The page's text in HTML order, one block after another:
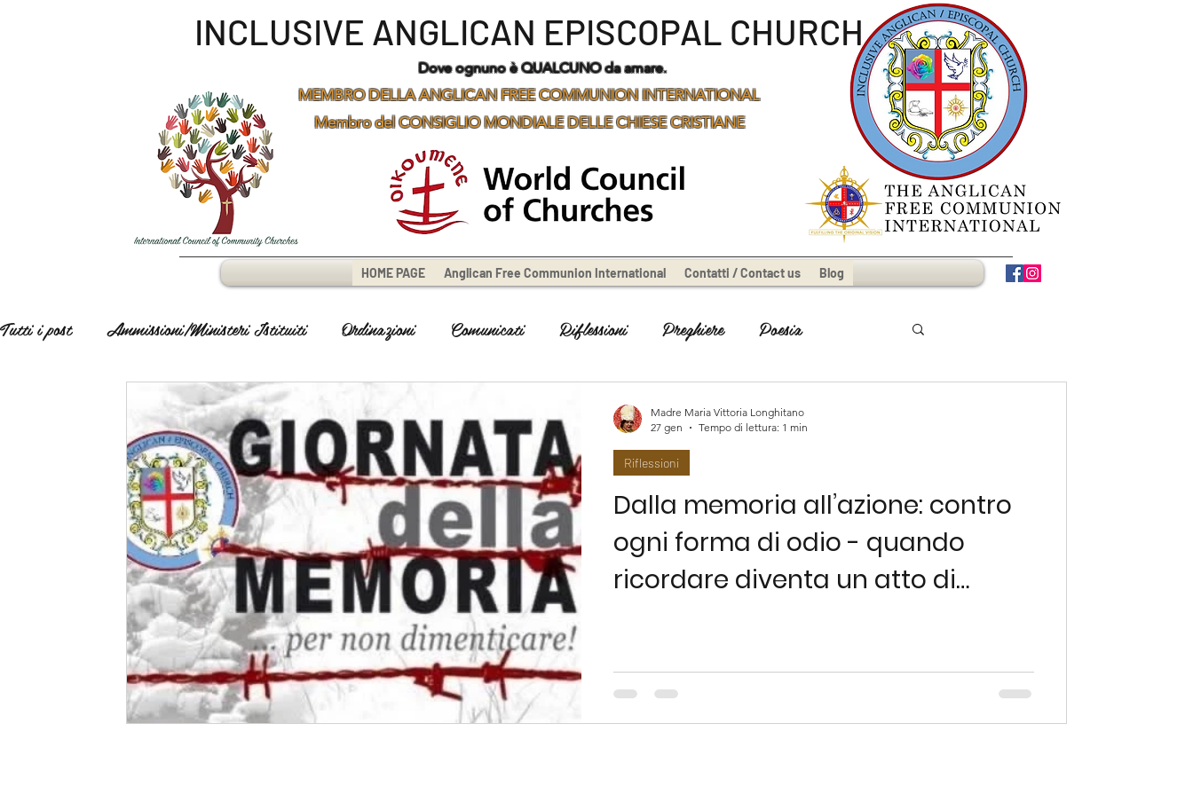
INCLUSIVE ANGLICAN EPISCOPAL CHURCH
Dove ognuno è QUALCUNO da amare.
MEMBRO DELLA ANGLICAN FREE COMMUNION INTERNATIONAL
Membro del CONSIGLIO MONDIALE DELLE CHIESE CRISTIANE
HOME PAGE Anglican Free Communion International Contatti / Contact us Blog
Tutti i post Ammissioni/Ministeri Istituiti Ordinazioni Comunicati Riflessioni Preghiere Poesia
Dalla memoria all’azione: contro
ogni forma di odio - quando
ricordare diventa un atto di
Riflessioni
Madre Maria Vittoria Longhitano
27 gen
Tempo di lettura: 1 min